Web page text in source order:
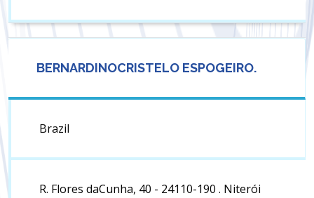
BERNARDINOCRISTELO ESPOGEIRO.
Brazil
R. Flores daCunha, 40 - 24110-190 . Niterói